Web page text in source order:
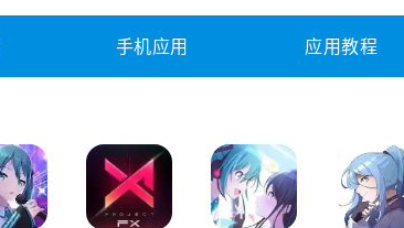
应用软件 影音软件 插件下载
手机应用 应用教程